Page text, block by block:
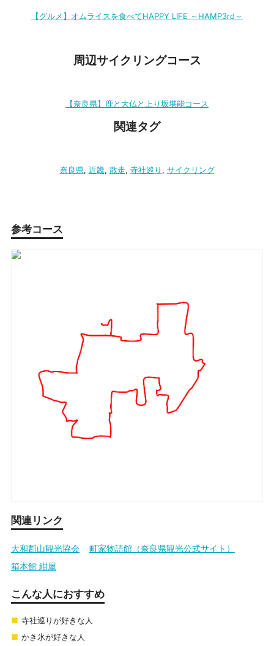
【グルメ】オムライスを食べてHAPPY LIFE ～HAMP3rd～
周辺サイクリングコース
【奈良県】鹿と大仏と上り坂堪能コース
関連タグ
奈良県, 近畿, 散走, 寺社巡り , サイクリング
参考コース
関連リンク
大和郡山観光協会
町家物語館（奈良県観光公式サイト）
箱本館 紺屋
こんな人におすすめ
寺社巡りが好きな人
かき氷が好きな人